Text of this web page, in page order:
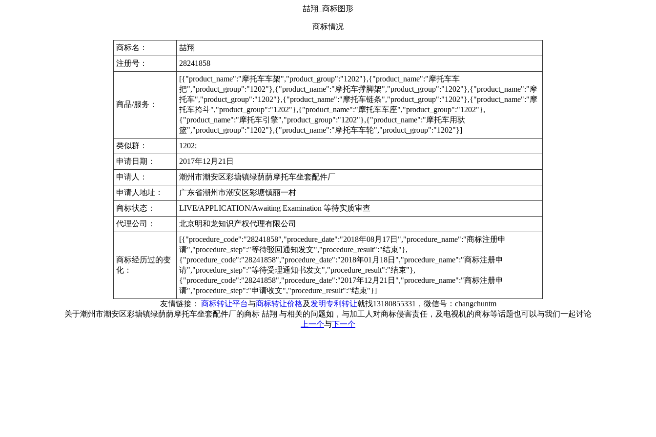
喆翔_商标图形
商标情况
商标名：
喆翔
注册号：
28241858
商品/服务：
[{"product_name":"摩托车车架","product_group":"1202"},{"product_name":"摩托车车
把","product_group":"1202"},{"product_name":"摩托车撑脚架","product_group":"1202"},{"product_name":"摩
托车","product_group":"1202"},{"product_name":"摩托车链条","product_group":"1202"},{"product_name":"摩
托车挎斗","product_group":"1202"},{"product_name":"摩托车车座","product_group":"1202"},
{"product_name":"摩托车引擎","product_group":"1202"},{"product_name":"摩托车用驮
篮","product_group":"1202"},{"product_name":"摩托车车轮","product_group":"1202"}]
类似群：
1202;
申请日期：
2017年12月21日
申请人：
潮州市潮安区彩塘镇绿荫荫摩托车坐套配件厂
申请人地址：
广东省潮州市潮安区彩塘镇丽一村
商标状态：
LIVE/APPLICATION/Awaiting Examination 等待实质审查
代理公司：
北京明和龙知识产权代理有限公司
商标经历过的变
化：
[{"procedure_code":"28241858","procedure_date":"2018年08月17日","procedure_name":"商标注册申
请","procedure_step":"等待驳回通知发文","procedure_result":"结束"},
{"procedure_code":"28241858","procedure_date":"2018年01月18日","procedure_name":"商标注册申
请","procedure_step":"等待受理通知书发文","procedure_result":"结束"},
{"procedure_code":"28241858","procedure_date":"2017年12月21日","procedure_name":"商标注册申
请","procedure_step":"申请收文","procedure_result":"结束"}]
友情链接： 商标转让平台与商标转让价格及 发明专利转让就找13180855331，微信号：changchuntm
关于潮州市潮安区彩塘镇绿荫荫摩托车坐套配件厂的商标 喆翔 与相关的问题如，与加工人对商标侵害责任，及电视机的商标等话题也可以与我们一起讨论
上一个与下一个